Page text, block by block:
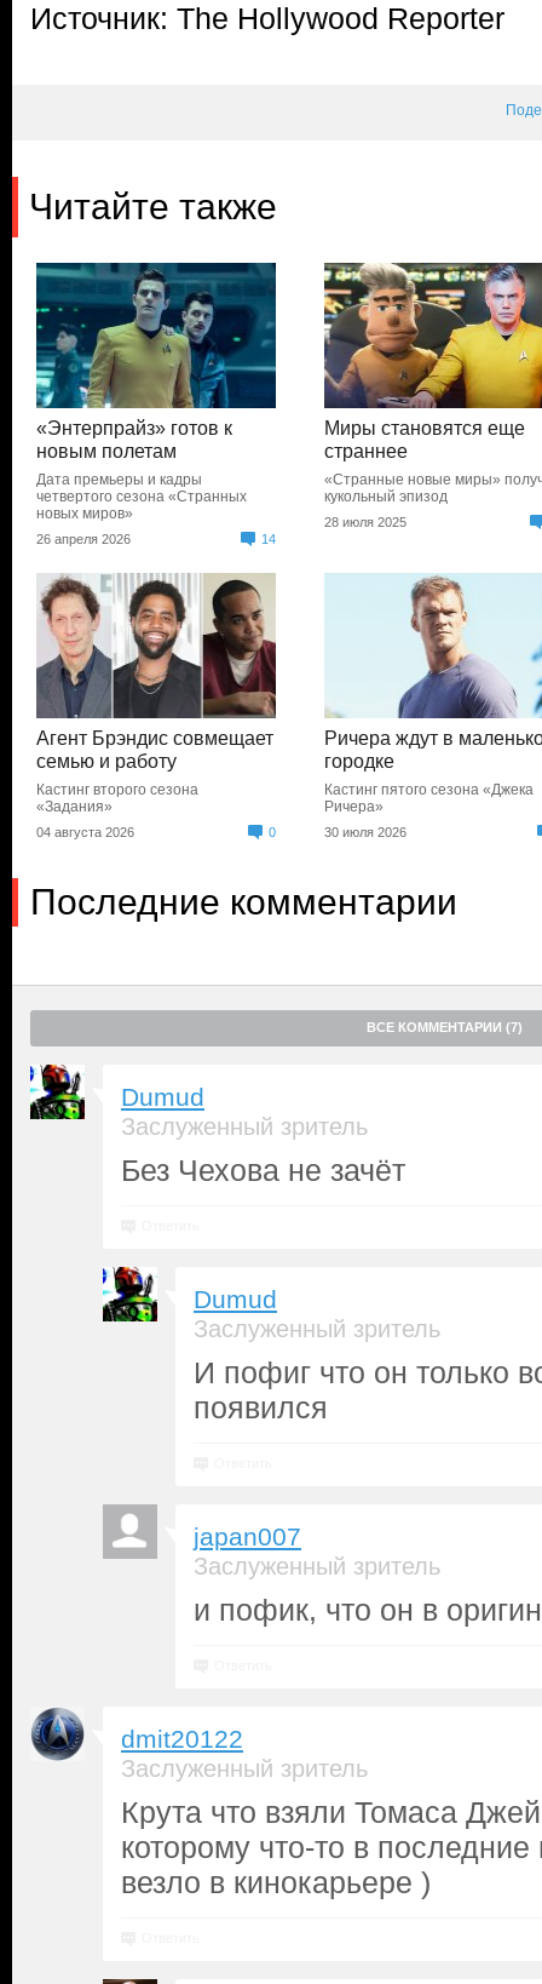
Источник: The Hollywood Reporter
Читайте также
«Энтерпрайз» готов к
новым полетам
Дата премьеры и кадры
четвертого сезона «Странных
новых миров»
26 апреля 2026 14
Миры становятся еще
страннее
«Странные новые миры»
кукольный эпизод
28 июля 2025
Агент Брэндис совмещает
семью и работу
Кастинг второго сезона
«Задания»
04 августа 2026 0
Ричера ждут в
городке
Кастинг пятого сезона «Джека
Ричера»
30 июля 2026
Последние комментарии
ВСЕ КОММЕНТАРИИ (7)
Dumud
Заслуженный зритель
Без Чехова не зачёт
Dumud
Заслуженный зритель
И пофиг что он только
появился
japan007
Заслуженный зритель
и пофик, что он в
dmit20122
Заслуженный зритель
Крута что взяли Томаса
которому что-то в
везло в кинокарьере )